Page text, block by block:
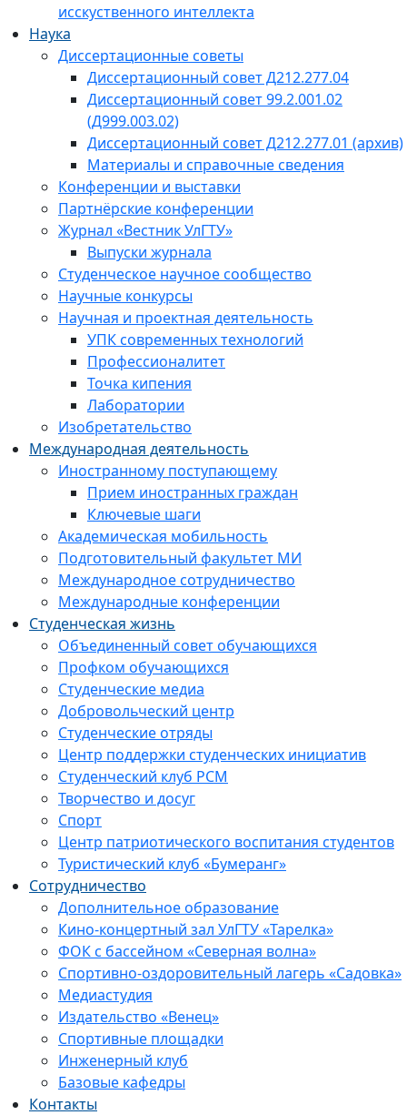
исскуственного интеллекта
Наука
Диссертационные советы
Диссертационный совет Д212.277.04
Диссертационный совет 99.2.001.02
(Д999.003.02)
Диссертационный совет Д212.277.01 (архив)
Материалы и справочные сведения
Конференции и выставки
Партнёрские конференции
Журнал «Вестник УлГТУ»
Выпуски журнала
Студенческое научное сообщество
Научные конкурсы
Научная и проектная деятельность
УПК современных технологий
Профессионалитет
Точка кипения
Лаборатории
Изобретательство
Международная деятельность
Иностранному поступающему
Прием иностранных граждан
Ключевые шаги
Академическая мобильность
Подготовительный факультет МИ
Международное сотрудничество
Международные конференции
Студенческая жизнь
Объединенный совет обучающихся
Профком обучающихся
Студенческие медиа
Добровольческий центр
Студенческие отряды
Центр поддержки студенческих инициатив
Студенческий клуб РСМ
Творчество и досуг
Спорт
Центр патриотического воспитания студентов
Туристический клуб «Бумеранг»
Сотрудничество
Дополнительное образование
Кино-концертный зал УлГТУ «Тарелка»
ФОК с бассейном «Северная волна»
Спортивно-оздоровительный лагерь «Садовка»
Медиастудия
Издательство «Венец»
Спортивные площадки
Инженерный клуб
Базовые кафедры
Контакты